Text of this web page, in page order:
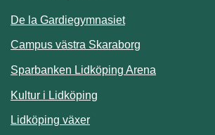
De la Gardiegymnasiet
Campus västra Skaraborg
Sparbanken Lidköping Arena
Kultur i Lidköping
Lidköping växer